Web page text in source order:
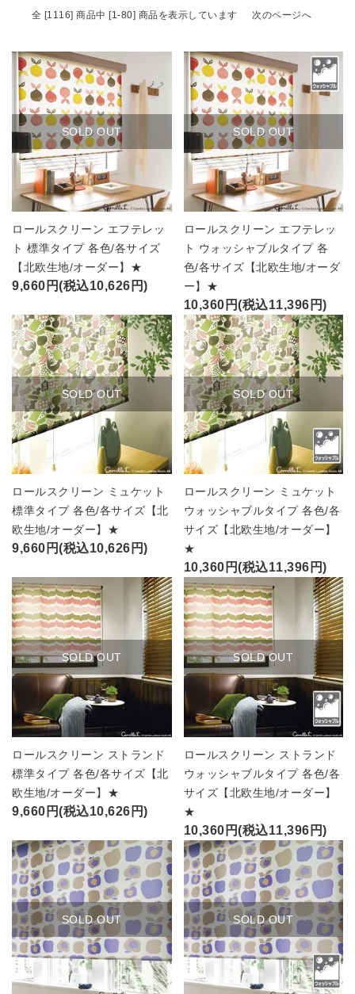
全 [1116] 商品中 [1-80] 商品を表示しています 次のページへ
SOLD OUT
ロールスクリーン エフテレッ
ト 標準タイプ 各色/各サイズ
【北欧生地/オーダー】★
9,660円(税込10,626円)
SOLD OUT
ロールスクリーン エフテレッ
ト ウォッシャブルタイプ 各
色/各サイズ【北欧生地/オーダ
ー】★
10,360円(税込11,396円)
SOLD OUT
ロールスクリーン ミュケット
標準タイプ 各色/各サイズ【北
欧生地/オーダー】★
9,660円(税込10,626円)
SOLD OUT
ロールスクリーン ミュケット
ウォッシャブルタイプ 各色/各
サイズ【北欧生地/オーダー】
★
10,360円(税込11,396円)
SOLD OUT
ロールスクリーン ストランド
標準タイプ 各色/各サイズ【北
欧生地/オーダー】★
9,660円(税込10,626円)
SOLD OUT
ロールスクリーン ストランド
ウォッシャブルタイプ 各色/各
サイズ【北欧生地/オーダー】
★
10,360円(税込11,396円)
SOLD OUT SOLD OUT